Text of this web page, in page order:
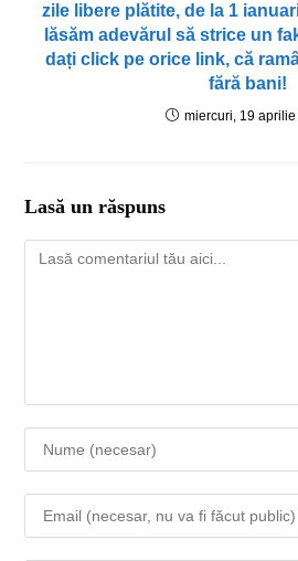
zile libere plătite, de la 1
lăsăm adevărul să strice un
dați click pe orice link, că
fără bani!
miercuri, 19
Lasă un răspuns